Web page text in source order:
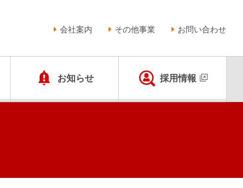
お知らせ 採用情報
会社案内 その他事業 お問い合わせ